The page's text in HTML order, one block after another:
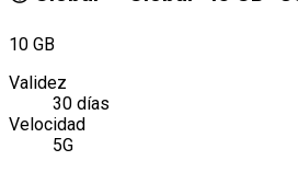
10 GB
Validez
30 días
Velocidad
5G